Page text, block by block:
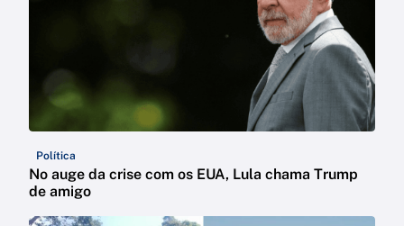
Política
No auge da crise com os EUA, Lula chama Trump
de amigo